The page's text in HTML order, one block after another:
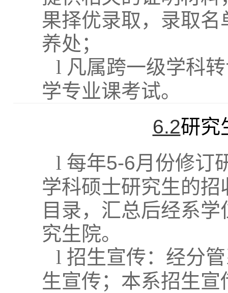
果择优录取，录取
养处；
l 凡属跨一级学科
学专业课考试。
6.2研究
l 每年5-6月份修订
学科硕士研究生的
目录，汇总后经系
究生院。
l 招生宣传：经分
生宣传；本系招生